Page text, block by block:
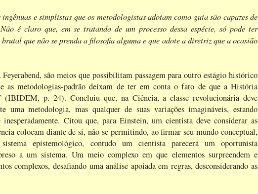
e simplistas que os metodologistas adotam como guia são capazes de
é claro que, em se tratando de um processo dessa espécie, só pode ter
que não se prenda a filosofia alguma e que adote a diretriz que a ocasião
são meios que possibilitam passagem para outro estágio histórico
as metodologias-padrão deixam de ter em conta o fato de que a História
(IBIDEM, p. 24). Concluiu que, na Ciência, a classe revolucionária deve
uma metodologia, mas qualquer de suas variações imagináveis, estando
Citou que, para Einstein, um cientista deve considerar as
colocam diante de si, não se permitindo, ao firmar seu mundo conceptual,
sistema epistemológico, contudo um cientista parecerá um oportunista
a um sistema. Um meio complexo em que elementos surpreendem e
complexos, desafiando uma análise apoiada em regras, desconsiderando as